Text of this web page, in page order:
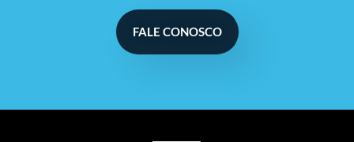
FALE CONOSCO